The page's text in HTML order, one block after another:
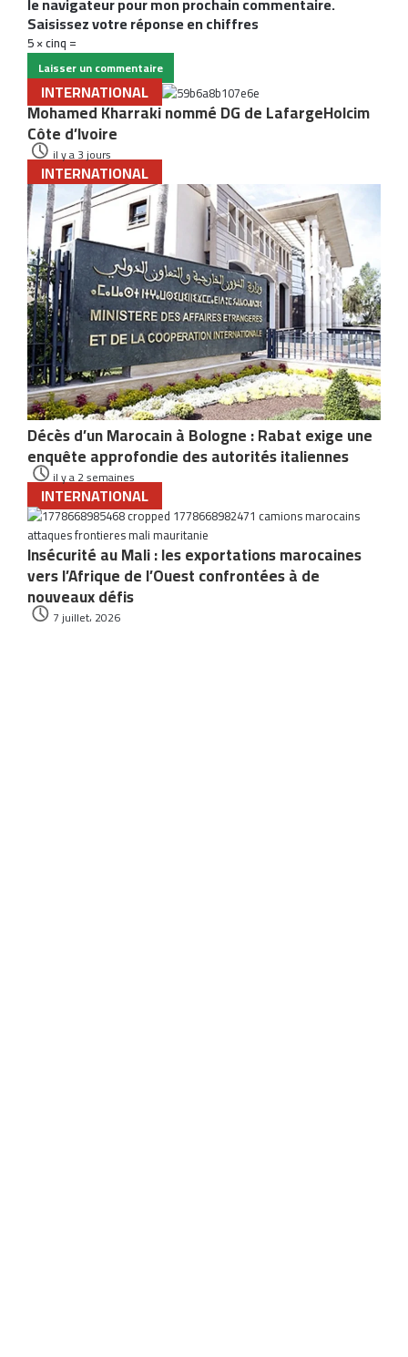
Saisissez votre réponse en chiffres
5 × cinq =
INTERNATIONAL
Mohamed Kharraki nommé DG de LafargeHolcim
Côte d’Ivoire
il y a 3 jours
INTERNATIONAL
Décès d’un Marocain à Bologne : Rabat exige une
enquête approfondie des autorités italiennes
il y a 2 semaines
INTERNATIONAL
Insécurité au Mali : les exportations marocaines
vers l’Afrique de l’Ouest confrontées à de
nouveaux défis
7 juillet، 2026